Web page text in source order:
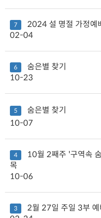
7
2024 설 명절 가정예
02-04
6
숨은별 찾기
10-23
5
숨은별 찾기
10-07
4
10월 2째주 '구역속
목
10-06
3
2월 27일 주일 3부 예